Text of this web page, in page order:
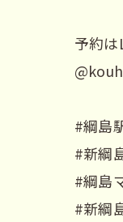
予約
#綱島
#新綱
#綱島
#新綱